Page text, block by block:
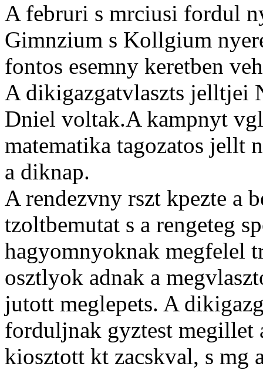
A februri s mrciusi fordul
Gimnzium s Kollgium
fontos esemny keretben
A dikigazgatvlaszts jelltjei
Dniel voltak.A kampnyt
matematika tagozatos jellt
a diknap.
A rendezvny rszt kpezte a
tzoltbemutat s a rengeteg
hagyomnyoknak megfelel
osztlyok adnak a
jutott meglepets. A
forduljnak gyztest megillet
kiosztott kt zacskval, s mg